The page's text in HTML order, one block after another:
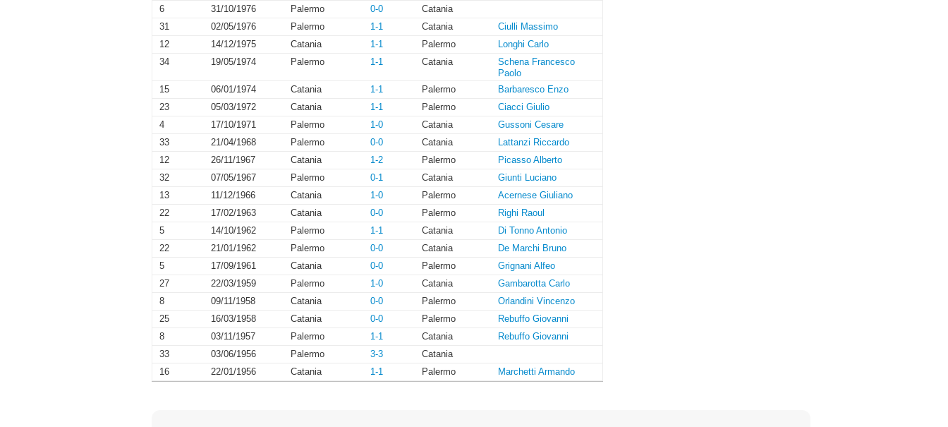
6
31/10/1976 Palermo 0-0
Catania
31
02/05/1976 Palermo 1-1 Catania
Ciulli Massimo
12
14/12/1975 Catania 1-1 Palermo
Longhi Carlo
34
19/05/1974 Palermo 1-1 Catania
Schena Francesco
Paolo
15
06/01/1974 Catania 1-1 Palermo
Barbaresco Enzo
23
05/03/1972 Catania 1-1 Palermo
Ciacci Giulio
4
17/10/1971 Palermo 1-0 Catania
Gussoni Cesare
33
21/04/1968 Palermo 0-0 Catania
Lattanzi Riccardo
12
26/11/1967 Catania 1-2 Palermo
Picasso Alberto
32
07/05/1967 Palermo 0-1 Catania
Giunti Luciano
13
11/12/1966 Catania 1-0 Palermo
Acernese Giuliano
22
17/02/1963 Catania 0-0 Palermo
Righi Raoul
5
14/10/1962 Palermo 1-1 Catania
Di Tonno Antonio
22
21/01/1962 Palermo 0-0 Catania
De Marchi Bruno
5
17/09/1961 Catania 0-0 Palermo
Grignani Alfeo
27
22/03/1959 Palermo 1-0 Catania
Gambarotta Carlo
8
09/11/1958 Catania 0-0 Palermo
Orlandini Vincenzo
25
16/03/1958 Catania 0-0 Palermo
Rebuffo Giovanni
8
03/11/1957 Palermo 1-1 Catania
Rebuffo Giovanni
33
03/06/1956 Palermo 3-3
Catania
16
22/01/1956 Catania 1-1 Palermo Marchetti Armando